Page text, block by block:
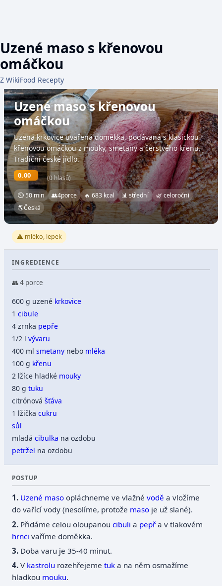
Uzené maso s křenovou
omáčkou
Z WikiFood Recepty
Uzené maso s křenovou
omáčkou
Uzená krkovice uvařená doměkka, podávaná s klasickou
křenovou omáčkou z mouky, smetany a čerstvého křenu.
Tradiční české jídlo.
0.00 (0 hlasů)
⏲ 50 min 👥4porce 🔥 683 kcal 📊 střední
🌿 celoroční
🌎Česká
⚠️ mléko, lepek
INGREDIENCE
👥 4 porce
600 g uzené krkovice
1cibule
4 zrnka pepře
1/2 lvývaru
400 mlsmetany nebo mléka
100 g křenu
2 lžíce hladké mouky
80 gtuku
citrónovášťáva
1 lžičkacukru
sůl
mladácibulka na ozdobu
petržel na ozdobu
POSTUP
Uzené maso opláchneme ve vlažnévodě a vložíme
do vařící vody (nesolíme, protože maso je už slané).
Přidáme celou oloupanoucibuli a pepř a v tlakovém
hrnci vaříme doměkka.
Doba varu je 35-40 minut.
V kastrolu rozehřejemetuk a na něm osmažíme
hladkou mouku.